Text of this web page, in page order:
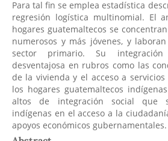
Para tal fin se emplea estadística
regresión logística multinomial. El
hogares guatemaltecos se
numerosos y más jóvenes, y
sector primario. Su integración
desventajosa en rubros como las
de la vivienda y el acceso a
los hogares guatemaltecos
altos de integración social que
indígenas en el acceso a la
apoyos económicos gubernamentales.